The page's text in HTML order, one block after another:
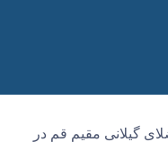
گیلانی مقیم قم در